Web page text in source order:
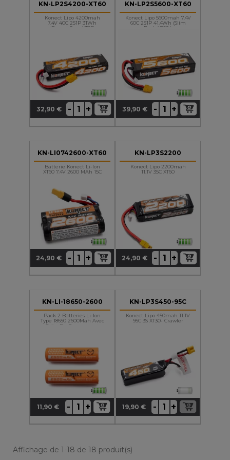
KN-LP2S4200-XT60
Konect Lipo 4200mah
7.4V 40C 2S1P 31Wh
(Round Case XT60)
Prix
32,90 € - +
KN-LP2S5600-XT60
Konect Lipo 5600mah 7.4V
60C 2S1P 41.4Wh (Slim
Pack XT60 )
Prix
39,90 € - +
KN-LI0742600-XT60
Batterie Konect Li-Ion
XT60 7.4V 2600 MAh 15C
Prix
24,90 € - +
KN-LP3S2200
Konect Lipo 2200mah
11.1V 35C XT60
Prix
24,90 € - +
KN-LI-18650-2600
Pack 2 Batteries Li-Ion
Type 18650 2600Mah Avec
Boite De Rangement
Prix
11,90 € - +
KN-LP3S450-95C
Konect Lipo 450mah 11.1V
95C 3S XT30- Crawler
Prix
19,90 € - +
Affichage de 1-18 de 18 produit(s)